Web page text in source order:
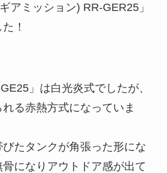
アミッション) RR-GER25」
！
」は白光炎式でしたが、
る赤熱方式になっていま
たタンクが角張った形にな
になりアウトドア感が出て